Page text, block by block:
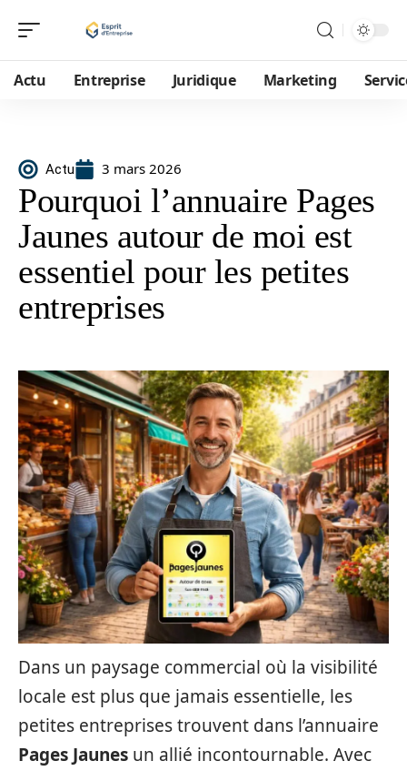
Actu Entreprise Juridique Marketing
Actu 3 mars 2026
Pourquoi l’annuaire Pages
Jaunes autour de moi est
essentiel pour les petites
entreprises
Dans un paysage commercial où la visibilité
locale est plus que jamais essentielle, les
petites entreprises trouvent dans l’annuaire
Pages Jaunes un allié incontournable. Avec